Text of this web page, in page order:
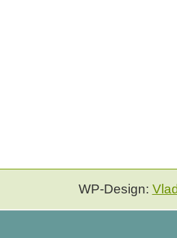
WP-Design: